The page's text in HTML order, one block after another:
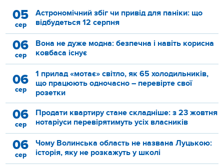
05
сер
Астрономічний збіг чи привід для паніки: що
відбудеться 12 серпня
06
сер
Вона не дуже модна: безпечна і навіть корисна
ковбаса існує
06
сер
1 прилад «мотає» світло, як 65 холодильників,
що працюють одночасно – перевірте свої
розетки
06
сер
Продати квартиру стане складніше: з 23 жовтня
нотаріуси перевірятимуть усіх власників
06
сер
Чому Волинська область не названа Луцькою:
історія, яку не розкажуть у школі